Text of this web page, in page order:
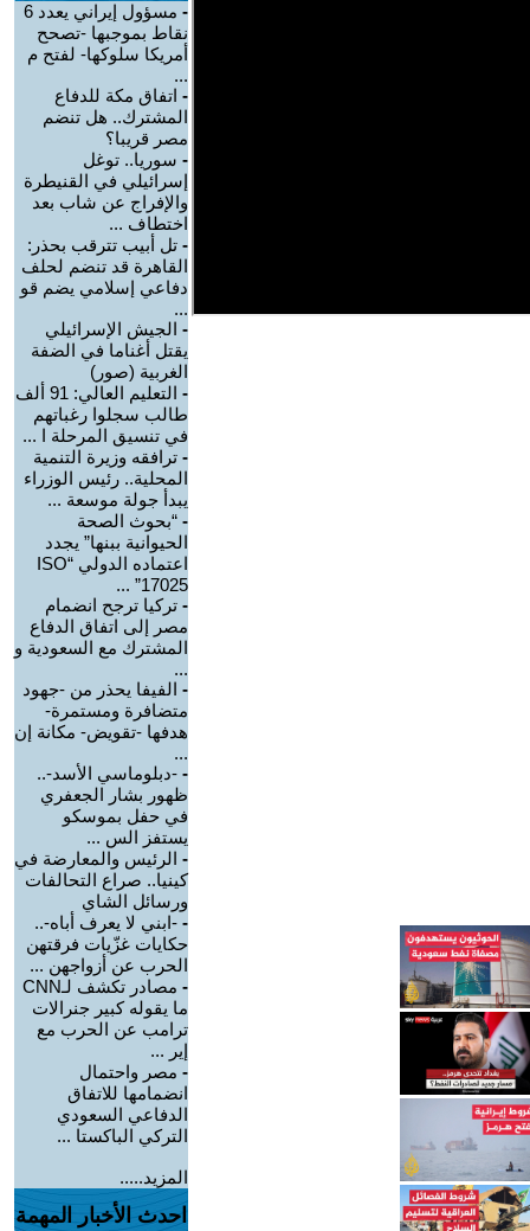
-
مسؤول إيراني يعدد 6
نقاط بموجبها -تصحح
أمريكا سلوكها- لفتح م
...
- اتفاق مكة للدفاع
المشترك.. هل تنضم
مصر قريبا؟
- سوريا.. توغل
إسرائيلي في القنيطرة
والإفراج عن شاب بعد
اختطاف ...
- تل أبيب تترقب بحذر:
القاهرة قد تنضم لحلف
دفاعي إسلامي يضم قو
...
- الجيش الإسرائيلي
يقتل أغناما في الضفة
الغربية (صور)
-
التعليم العالي: 91 ألف
طالب سجلوا رغباتهم
في تنسيق المرحلة ا ...
- ترافقه وزيرة التنمية
المحلية.. رئيس الوزراء
يبدأ جولة موسعة ...
- “بحوث الصحة
الحيوانية ببنها” يجدد
اعتماده الدولي “ISO
17025” ...
- تركيا ترجح انضمام
مصر إلى اتفاق الدفاع
المشترك مع السعودية و
...
- الفيفا يحذر من -جهود
متضافرة ومستمرة-
هدفها -تقويض- مكانة إن
...
- -دبلوماسي الأسد-..
ظهور بشار الجعفري
في حفل بموسكو
يستفز الس ...
- الرئيس والمعارضة في
كينيا.. صراع التحالفات
ورسائل الشاي
- -ابني لا يعرف أباه-..
حكايات غزّيات فرقتهن
الحرب عن أزواجهن ...
-
مصادر تكشف لـCNN
ما يقوله كبير جنرالات
ترامب عن الحرب مع
إير ...
- مصر واحتمال
انضمامها للاتفاق
الدفاعي السعودي
التركي الباكستا ...
المزيد.....
احدث الأخبار المهمة